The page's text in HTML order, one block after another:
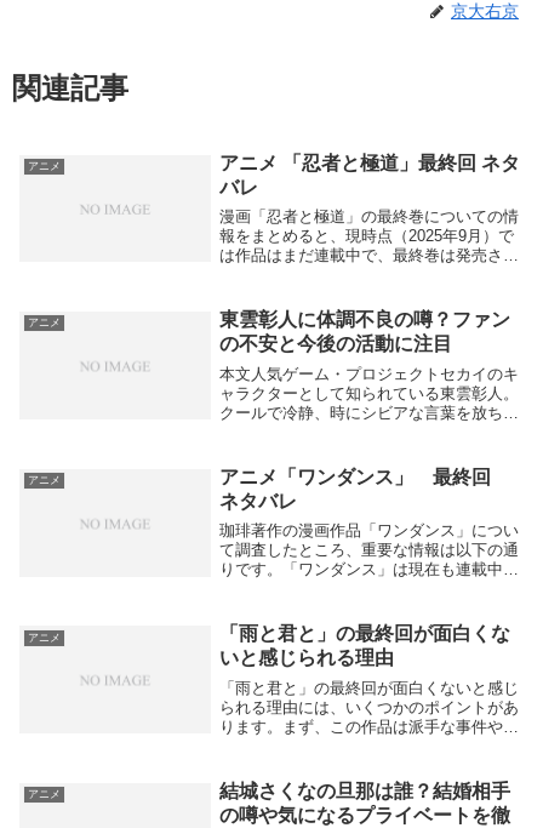
京大右京
関連記事
アニメ
アニメ 「忍者と極道」最終回 ネタ
バレ
漫画「忍者と極道」の最終巻についての情
報をまとめると、現時点（2025年9月）で
は作品はまだ連載中で、最終巻は発売され
2025年4月から7月頃とされていますが...
アニメ
東雲彰人に体調不良の噂？ファン
の不安と今後の活動に注目
本文人気ゲーム・プロジェクトセカイのキ
ャラクターとして知られている東雲彰人。
クールで冷静、時にシビアな言葉を放ちな
彼の名前とともに、最近SNSや検索で「体
調不良」と...
アニメ
アニメ「ワンダンス」 最終回
ネタバレ
珈琲著作の漫画作品「ワンダンス」につい
て調査したところ、重要な情報は以下の通
りです。「ワンダンス」は現在も連載中で
月刊アフタヌーンおよび電子版マガジンポ
ケットで...
アニメ
「雨と君と」の最終回が面白くな
いと感じられる理由
「雨と君と」の最終回が面白くないと感じ
られる理由には、いくつかのポイントがあ
ります。まず、この作品は派手な事件や劇
していた読者にとって物足りなく感じるこ
とが多いよう...
アニメ
結城さくなの旦那は誰？結婚相手
の噂や気になるプライベートを徹